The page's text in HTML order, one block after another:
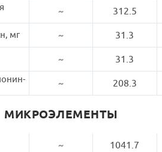
~ 312.5
мг ~ 31.3
~ 31.3
~ 208.3
МИКРОЭЛЕМЕНТЫ
~ 1041.7